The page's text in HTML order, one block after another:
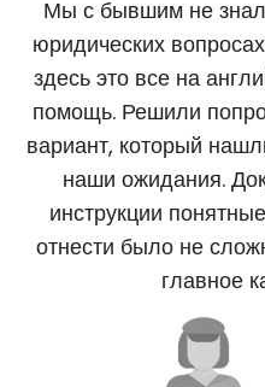
Мы с бывшим не
юридических
здесь это все на
помощь. Решили
вариант, который
наши ожидания.
инструкции
отнести было не
главное